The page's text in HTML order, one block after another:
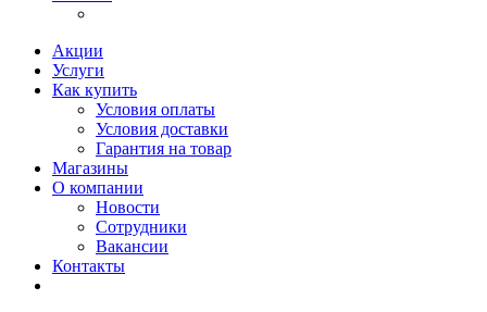
Акции
Услуги
Как купить
Условия оплаты
Условия доставки
Гарантия на товар
Магазины
О компании
Новости
Сотрудники
Вакансии
Контакты